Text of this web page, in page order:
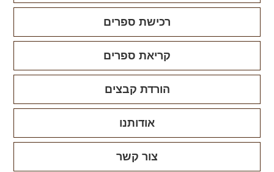
רכישת ספרים
קריאת ספרים
הורדת קבצים
אודותנו
צור קשר